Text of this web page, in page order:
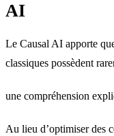
AI
Le Causal AI apporte
classiques possèdent
une compréhension
Au lieu d’optimiser des